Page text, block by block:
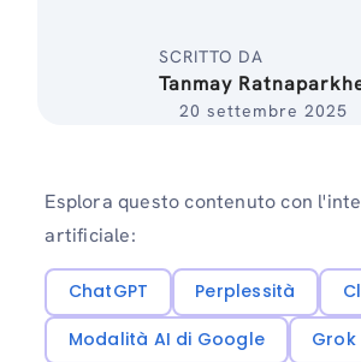
SCRITTO DA
Tanmay
20 settembre 2025
Esplora questo contenuto con
artificiale:
ChatGPT Perplessità
Modalità AI di Google
Grok